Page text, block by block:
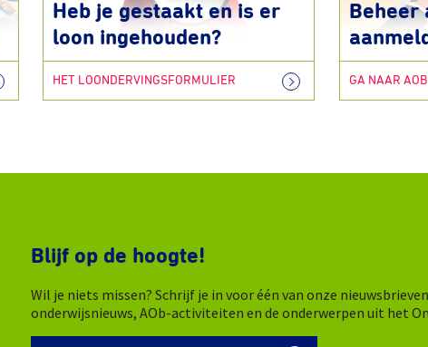
Heb je gestaakt en is er
loon ingehouden?
HET LOONDERVINGSFORMULIER
Beheer
GA NAAR
Blijf op de hoogte!
Wil je niets missen? Schrijf je in voor één van onze
onderwijsnieuws, AOb-activiteiten en de onderwerpen uit het